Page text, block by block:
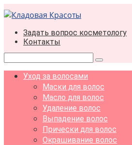
Перейти
к
контентуЗадать вопрос косметологу
Контакты
Поиск:
Уход за волосами
Маски для волос
Масло для волос
Удаление волос
Выпадение волос
Прически для волос
Окрашивание волос